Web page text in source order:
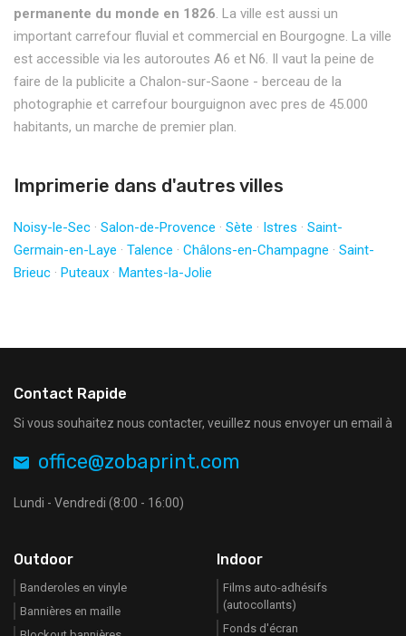
permanente du monde en 1826. La ville est aussi un
important carrefour fluvial et commercial en Bourgogne. La ville
est accessible via les autoroutes A6 et N6. Il vaut la peine de
faire de la publicite a Chalon-sur-Saone - berceau de la
photographie et carrefour bourguignon avec pres de 45.000
habitants, un marche de premier plan.
Imprimerie dans d'autres villes
Noisy-le-Sec · Salon-de-Provence · Sète · Istres · Saint-
Germain-en-Laye · Talence · Châlons-en-Champagne · Saint-
Brieuc · Puteaux · Mantes-la-Jolie
Contact Rapide
Si vous souhaitez nous contacter, veuillez nous envoyer un email à
office@zobaprint.com
Lundi - Vendredi (8:00 - 16:00)
Outdoor
Banderoles en vinyle
Bannières en maille
Indoor
Films auto-adhésifs
(autocollants)
Fonds d'écran